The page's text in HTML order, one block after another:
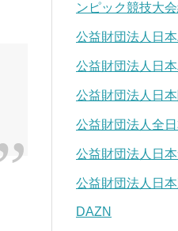
ンピック競技大
公益財団法人日
公益財団法人日
公益財団法人日
公益財団法人全
公益財団法人日
公益財団法人日
DAZN